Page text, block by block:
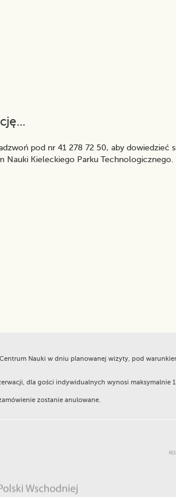
pod nr 41 278 72 50, aby dowiedzieć
Nauki Kieleckiego Parku Technologicznego.
Nauki w dniu planowanej wizyty, pod
dla gości indywidualnych wynosi
zostanie anulowane.